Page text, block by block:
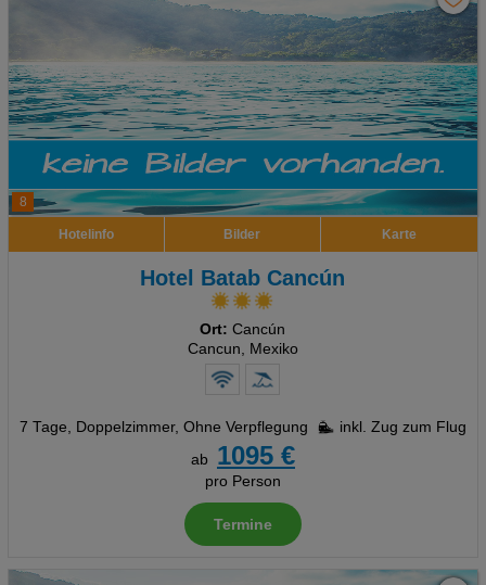
8
Hotelinfo Bilder Karte
Hotel Batab Cancún
Ort: Cancún
Cancun, Mexiko
7 Tage, Doppelzimmer, Ohne Verpflegung
inkl. Zug zum Flug
ab
1095 €
pro Person
Termine